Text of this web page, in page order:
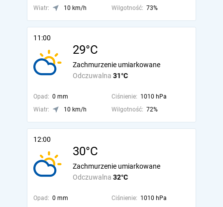
Wiatr:
10 km/h Wilgotność: 73%
11:00
29°C
Odczuwalna 31°C
Zachmurzenie umiarkowane
Opad: 0 mm Ciśnienie: 1010 hPa
Wiatr:
10 km/h Wilgotność: 72%
12:00
30°C
Odczuwalna 32°C
Zachmurzenie umiarkowane
Opad: 0 mm Ciśnienie: 1010 hPa